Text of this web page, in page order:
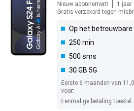
Nieuw abonnement
1 jaar
Gratis verzekerd tegen
Op het betrouwbare
250 min
500 sms
30 GB 5G
Eerste 6 maanden van
voor:
Eenmalige betaling toestel: